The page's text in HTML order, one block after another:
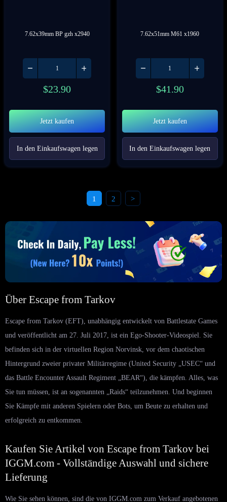
7.62x39mm BP gzh x2940
$23.90
Jetzt kaufen
In den Einkaufswagen legen
7.62x51mm M61 x1960
$41.90
Jetzt kaufen
In den Einkaufswagen legen
1 2 >
Über Escape from Tarkov
Escape from Tarkov (EFT), unabhängig entwickelt von Battlestate Games
und veröffentlicht am 27. Juli 2017, ist ein Ego-Shooter-Videospiel. Sie
befinden sich in der virtuellen Region Norvinsk, vor dem chaotischen
Hintergrund zweier privater Militärregime (United Security „USEC“ und
das Battle Encounter Assault Regiment „BEAR“), die kämpfen. Alles, was
Sie tun müssen, ist an sogenannten „Raids“ teilzunehmen. Und beginnen
Sie Kämpfe mit anderen Spielern oder Bots, um Beute zu erhalten und
erfolgreich zu entkommen.
Kaufen Sie Artikel von Escape from Tarkov bei
IGGM.com - Vollständige Auswahl und sichere
Lieferung
Wie Sie sehen können, sind die von IGGM.com zum Verkauf angebotenen